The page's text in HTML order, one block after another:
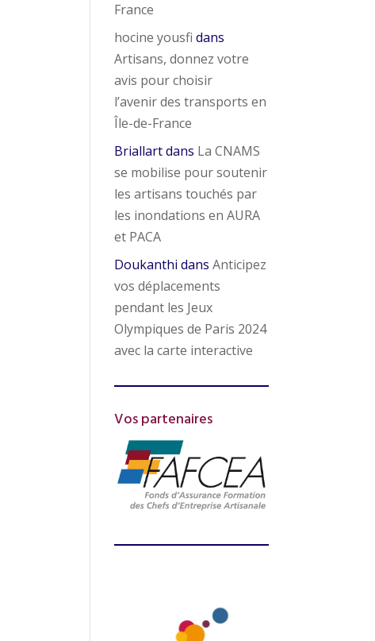
France
hocine yousfi dans
Artisans, donnez votre
avis pour choisir
l’avenir des transports en
Île-de-France
Briallartdans La CNAMS
se mobilise pour soutenir
les artisans touchés par
les inondations en AURA
et PACA
Doukanthi dansAnticipez
vos déplacements
pendant les Jeux
Olympiques de Paris 2024
avec la carte interactive
Vos partenaires